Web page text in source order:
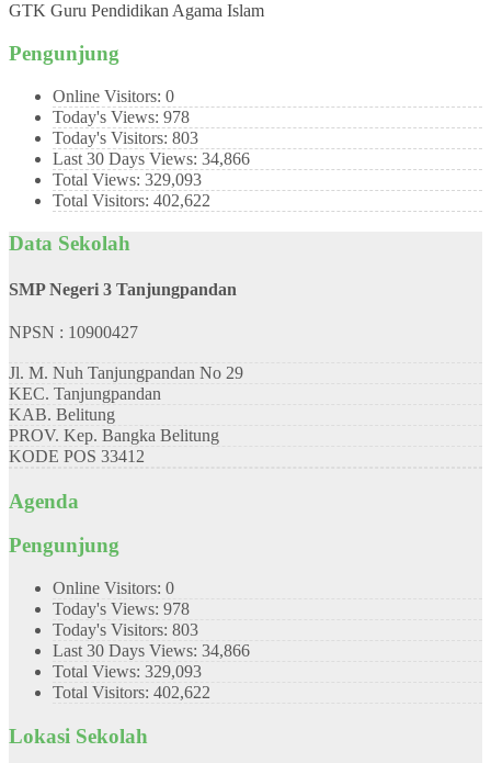
GTK Guru Pendidikan Agama Islam
Pengunjung
Online Visitors: 0
Today's Views: 978
Today's Visitors: 803
Last 30 Days Views: 34,866
Total Views: 329,093
Total Visitors: 402,622
Data Sekolah
SMP Negeri 3 Tanjungpandan
NPSN : 10900427
Jl. M. Nuh Tanjungpandan No 29
KEC. Tanjungpandan
KAB. Belitung
PROV. Kep. Bangka Belitung
KODE POS 33412
Agenda
Pengunjung
Online Visitors: 0
Today's Views: 978
Today's Visitors: 803
Last 30 Days Views: 34,866
Total Views: 329,093
Total Visitors: 402,622
Lokasi Sekolah